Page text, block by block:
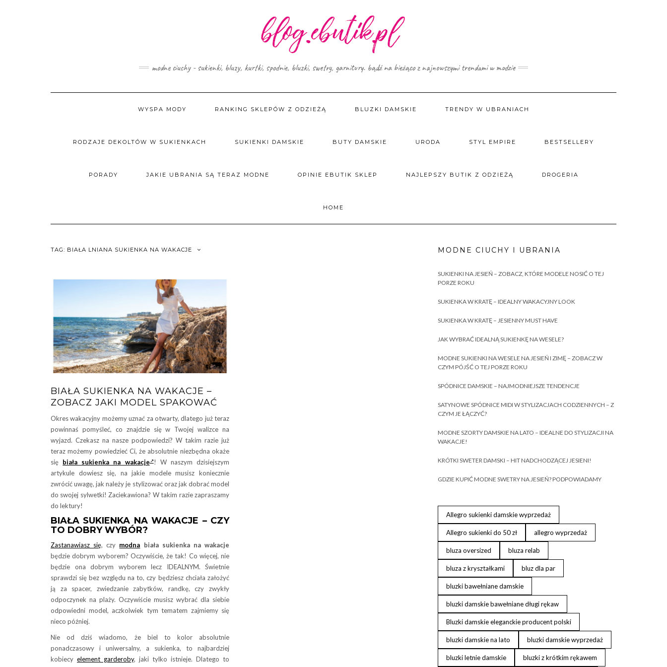
modne ciuchy - sukienki, bluzy, kurtki, spodnie, bluzki, swetry, garnitury. bądź na bieżąco z najnowszymi trendami w modzie
WYSPA MODY RANKING SKLEPÓW Z ODZIEŻĄ BLUZKI DAMSKIE TRENDY W UBRANIACH
RODZAJE DEKOLTÓW W SUKIENKACH SUKIENKI DAMSKIE BUTY DAMSKIE URODA STYL EMPIRE BESTSELLERY
PORADY JAKIE UBRANIA SĄ TERAZ MODNE OPINIE EBUTIK SKLEP NAJLEPSZY BUTIK Z ODZIEŻĄ DROGERIA
HOME
TAG: BIAŁA LNIANA SUKIENKA NA WAKACJE
BIAŁA SUKIENKA NA WAKACJE –
ZOBACZ JAKI MODEL SPAKOWAĆ
Okres wakacyjny możemy uznać za otwarty, dlatego już teraz
powinnaś pomyśleć, co znajdzie się w Twojej walizce na
wyjazd. Czekasz na nasze podpowiedzi? W takim razie już
teraz możemy powiedzieć Ci, że absolutnie niezbędna okaże
się biała sukienka na wakacje ! W naszym dzisiejszym
artykule dowiesz się, na jakie modele musisz koniecznie
zwrócić uwagę, jak należy je stylizować oraz jak dobrać model
do swojej sylwetki! Zaciekawiona? W takim razie zapraszamy
do lektury!
BIAŁA SUKIENKA NA WAKACJE – CZY
TO DOBRY WYBÓR?
Zastanawiasz się, czy modna biała sukienka na wakacje
będzie dobrym wyborem? Oczywiście, że tak! Co więcej, nie
będzie ona dobrym wyborem lecz IDEALNYM. Świetnie
sprawdzi się bez względu na to, czy będziesz chciała założyć
ją za spacer, zwiedzanie zabytków, randkę, czy zwykły
odpoczynek na plaży. Oczywiście musisz wybrać dla siebie
odpowiedni model, aczkolwiek tym tematem zajmiemy się
nieco później.
Nie od dziś wiadomo, że biel to kolor absolutnie
ponadczasowy i uniwersalny, a sukienka, to najbardziej
kobiecy element garderoby, jaki tylko istnieje. Dlatego to
MODNE CIUCHY I UBRANIA
SUKIENKI NA JESIEŃ – ZOBACZ, KTÓRE MODELE NOSIĆ O TEJ
PORZE ROKU
SUKIENKA W KRATĘ – IDEALNY WAKACYJNY LOOK
SUKIENKA W KRATĘ – JESIENNY MUST HAVE
JAK WYBRAĆ IDEALNĄ SUKIENKĘ NA WESELE?
MODNE SUKIENKI NA WESELE NA JESIEŃ I ZIMĘ – ZOBACZ W
CZYM PÓJŚĆ O TEJ PORZE ROKU
SPÓDNICE DAMSKIE – NAJMODNIEJSZE TENDENCJE
SATYNOWE SPÓDNICE MIDI W STYLIZACJACH CODZIENNYCH – Z
CZYM JE ŁĄCZYĆ?
MODNE SZORTY DAMSKIE NA LATO – IDEALNE DO STYLIZACJI NA
WAKACJE!
KRÓTKI SWETER DAMSKI – HIT NADCHODZĄCEJ JESIENI!
GDZIE KUPIĆ MODNE SWETRY NA JESIEŃ? PODPOWIADAMY
Allegro sukienki damskie wyprzedaż
Allegro sukienki do 50 zł allegro wyprzedaż
bluza oversized bluza relab
bluza z kryształkami bluz dla par
bluzki bawełniane damskie
bluzki damskie bawełniane długi rękaw
Bluzki damskie eleganckie producent polski
bluzki damskie na lato bluzki damskie wyprzedaż
bluzki letnie damskie bluzki z krótkim rękawem